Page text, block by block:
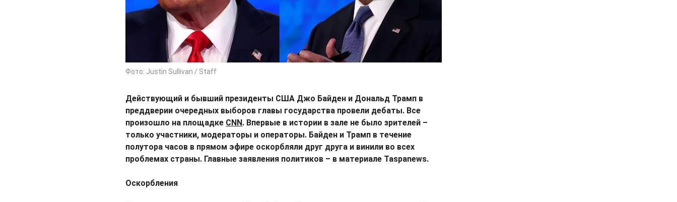
Фото: Justin Sullivan / Staff
Действующий и бывший президенты США Джо Байден и Дональд Трамп в
преддверии очередных выборов главы государства провели дебаты. Все
произошло на площадке CNN . Впервые в истории в зале не было зрителей –
только участники, модераторы и операторы. Байден и Трамп в течение
полутора часов в прямом эфире оскорбляли друг друга и винили во всех
проблемах страны. Главные заявления политиков – в материале Taspanews.
Оскорбления